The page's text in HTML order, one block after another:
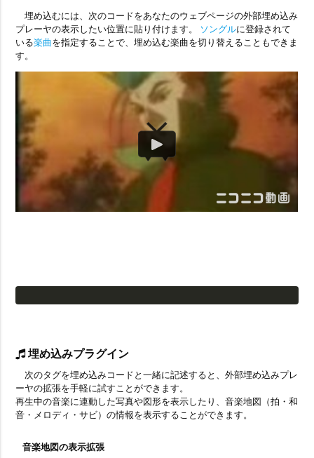
埋め込むには、次のコードをあなたのウェブページの外部埋め込み
プレーヤの表示したい位置に貼り付けます。 ソングルに登録されて
いる楽曲を指定することで、埋め込む楽曲を切り替えることもできま
す。
埋め込みプラグイン
次のタグを埋め込みコードと一緒に記述すると、外部埋め込みプレ
ーヤの拡張を手軽に試すことができます。
再生中の音楽に連動した写真や図形を表示したり、音楽地図（拍・和
音・メロディ・サビ）の情報を表示することができます。
音楽地図の表示拡張